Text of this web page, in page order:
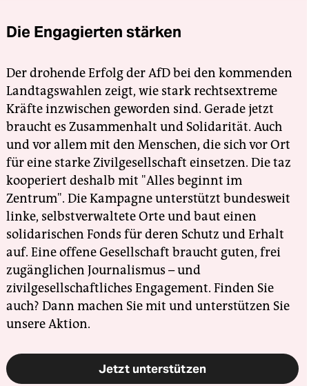
Die Engagierten stärken
Der drohende Erfolg der AfD bei den kommenden
Landtagswahlen zeigt, wie stark rechtsextreme
Kräfte inzwischen geworden sind. Gerade jetzt
braucht es Zusammenhalt und Solidarität. Auch
und vor allem mit den Menschen, die sich vor Ort
für eine starke Zivilgesellschaft einsetzen. Die taz
kooperiert deshalb mit "Alles beginnt im
Zentrum". Die Kampagne unterstützt bundesweit
linke, selbstverwaltete Orte und baut einen
solidarischen Fonds für deren Schutz und Erhalt
auf. Eine offene Gesellschaft braucht guten, frei
zugänglichen Journalismus – und
zivilgesellschaftliches Engagement. Finden Sie
auch? Dann machen Sie mit und unterstützen Sie
unsere Aktion.
Jetzt unterstützen